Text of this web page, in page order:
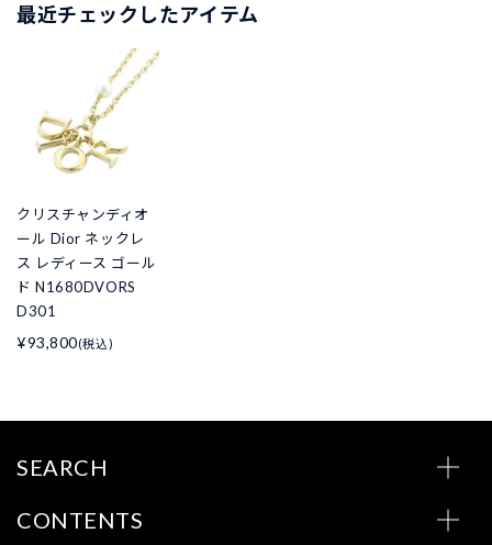
最近チェックしたアイテム
クリスチャンディオ
ール Dior ネックレ
ス レディース ゴール
ド N1680DVORS
D301
¥93,800(税込)
SEARCH
CONTENTS